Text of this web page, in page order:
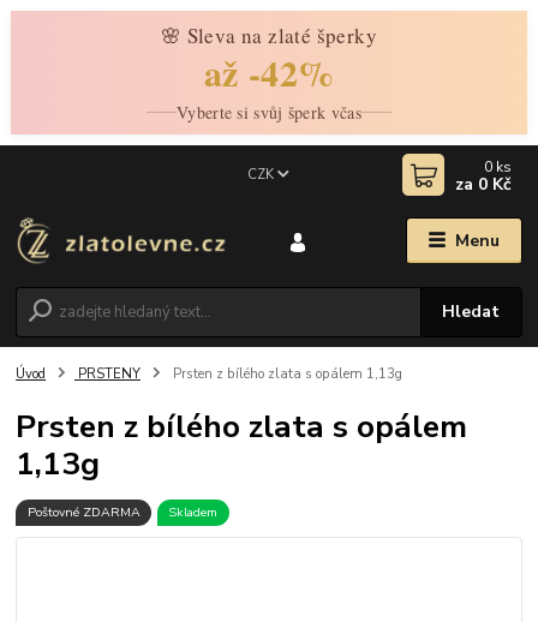
🌸 Sleva na zlaté šperky
až -42%
Vyberte si svůj šperk včas
Menu
CZK
Hledat
0 ks
za 0 Kč
Úvod PRSTENY Prsten z bílého zlata s opálem 1,13g
Prsten z bílého zlata s opálem
1,13g
Poštovné ZDARMA Skladem